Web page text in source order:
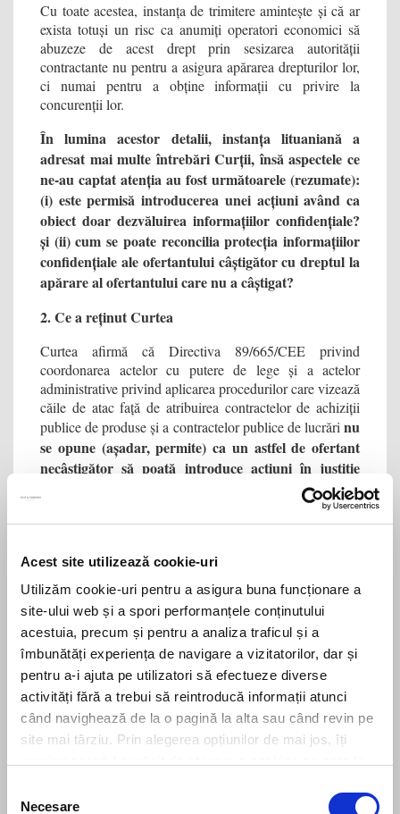
Acest site utilizează cookie-uri
Utilizăm cookie-uri pentru a asigura buna funcționare a
site-ului web și a spori performanțele conținutului
acestuia, precum și pentru a analiza traficul și a
îmbunătăți experiența de navigare a vizitatorilor, dar și
pentru a-i ajuta pe utilizatori să efectueze diverse
activități fără a trebui să reintroducă informații atunci
când navighează de la o pagină la alta sau când revin pe
site mai târziu. Prin alegerea opțiunilor de mai jos, îți
consimțământului
Necesare
Cu toate acestea, instanța de trimitere amintește și că ar
exista totuși un risc ca anumiți operatori economici să
abuzeze de acest drept prin sesizarea autorității
contractante nu pentru a asigura apărarea drepturilor lor,
ci numai pentru a obține informații cu privire la
concurenții lor.
În lumina acestor detalii, instanța lituaniană a
adresat mai multe întrebări Curții, însă aspectele ce
ne-au captat atenția au fost următoarele (rezumate):
(i) este permisă introducerea unei acțiuni având ca
obiect doar dezvăluirea informațiilor confidențiale?
și (ii) cum se poate reconcilia protecția informațiilor
confidențiale ale ofertantului câștigător cu dreptul la
apărare al ofertantului care nu a câștigat?
2. Ce a reținut Curtea
Curtea afirmă că Directiva 89/665/CEE privind
coordonarea actelor cu putere de lege și a actelor
administrative privind aplicarea procedurilor care vizează
căile de atac față de atribuirea contractelor de achiziții
publice de produse și a contractelor publice de lucrări nu
se opune (așadar, permite) ca un astfel de ofertant
necâștigător să poată introduce acțiuni în justiție
numai cu privire la baza refuzului autorității
contractante de a dezvălui informațiile identificate ca
fiind confidențiale(adică fără a se contesta neapărat și
informațiilor). Așadar, nu este obligatoriu ca ofertantul
să-și îndrepte contestația și împotriva deciziei de atribuire
însăși pentru a putea ataca refuzul autorității de
transmitere a informațiilor confidențiale.
În cazul în care se admite o astfel de acțiune,autoritatea
contractantă trebuie totuși să informeze candidatul
sau ofertantul în cauză că informațiile sale
confidențiale vor fi dezvăluite, astfel încât acesta din
urmă să poată decide să ia măsuri împotriva acestei
Curtea adaugă că statele membre pot totuși cere mai întâi
epuizarea căilor de atac administrative existente.